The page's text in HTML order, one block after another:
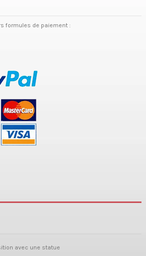
formules de paiement :
avec une statue